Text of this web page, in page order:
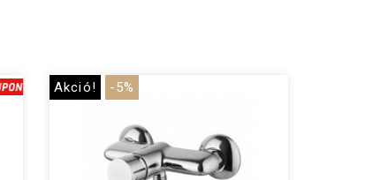
Akció! -5%